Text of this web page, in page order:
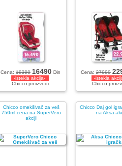
Cena: 19390 16490 Din
-istekla akcija-
Chicco proizvodi
Cena: 27990
-istekla
Chicco
Chicco omekšivač za veš
750ml cena na SuperVero
akciji
Chicco Daj gol
na Aksa